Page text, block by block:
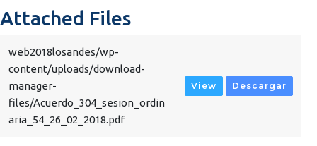
Attached Files
web2018losandes/wp-
content/uploads/download-
manager-
files/Acuerdo_304_sesion_ordin
aria_54_26_02_2018.pdf
View Descargar